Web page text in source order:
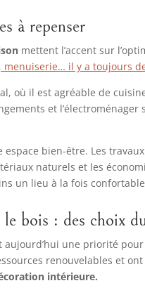
à repenser
mettent l’accent sur
menuiserie… il y a toujours
où il est agréable de
et
bien-être. Les
naturels et les
un lieu à la fois
bois : des choix
aujourd’hui une priorité
renouvelables et
intérieure.